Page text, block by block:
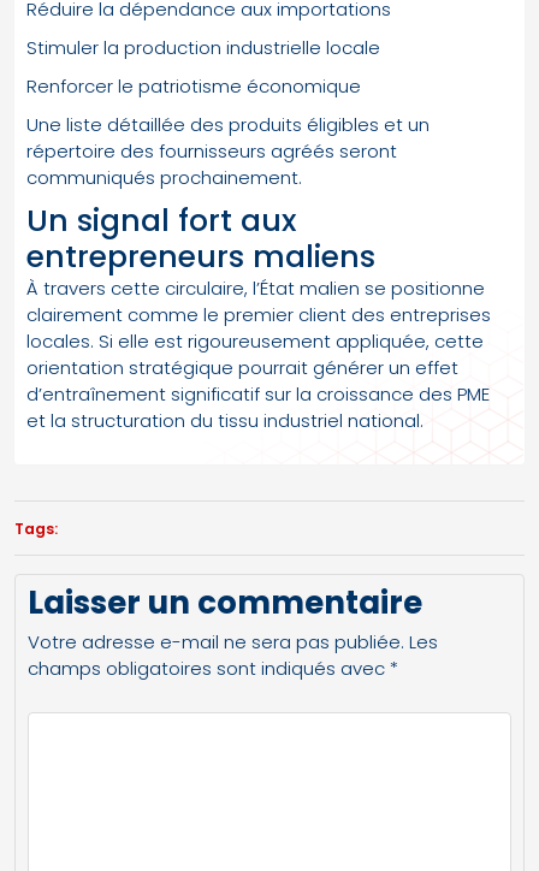
Réduire la dépendance aux importations
Stimuler la production industrielle locale
Renforcer le patriotisme économique
Une liste détaillée des produits éligibles et un
répertoire des fournisseurs agréés seront
communiqués prochainement.
Un signal fort aux
entrepreneurs maliens
À travers cette circulaire, l’État malien se positionne
clairement comme le premier client des entreprises
locales. Si elle est rigoureusement appliquée, cette
orientation stratégique pourrait générer un effet
d’entraînement significatif sur la croissance des PME
et la structuration du tissu industriel national.
Tags:
Laisser un commentaire
Votre adresse e-mail ne sera pas publiée. Les
champs obligatoires sont indiqués avec *